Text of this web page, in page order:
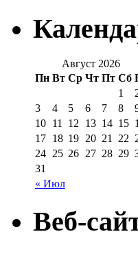
Август 2026
Пн Вт Ср Чт Пт Сб
« Июл
1
3
4 5 6 7 8
10 11 12 13 14 15
17 18 19 20 21 22
24 25 26 27 28 29
31
Веб-